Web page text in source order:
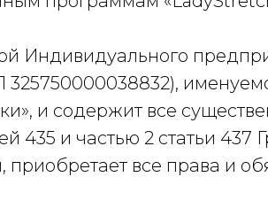
Индивидуального
и содержит все
435 и частью 2 статьи
все права и